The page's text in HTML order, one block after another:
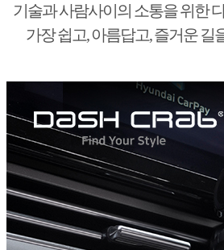
기술과 사람사이의 소통을 위한
가장 쉽고, 아름답고, 즐거운 길